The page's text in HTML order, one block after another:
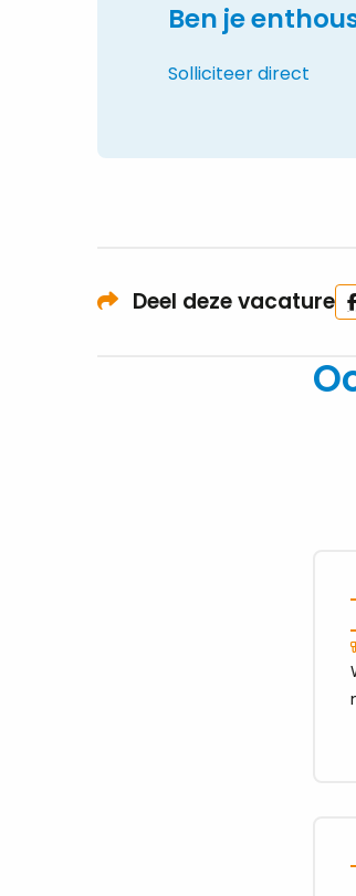
Ben je
Solliciteer direct
Deel deze vacature